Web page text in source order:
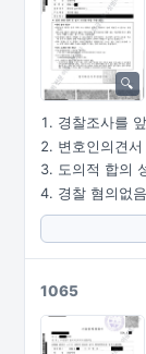
경찰조사를
변호인의견
도의적 합의
경찰 혐의없
1065